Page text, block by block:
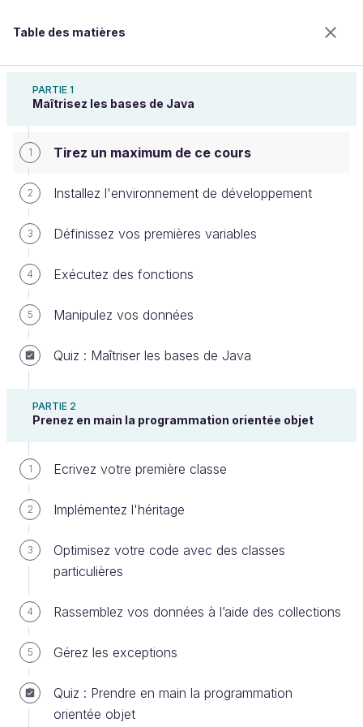
Table des matières
PARTIE 1
Maîtrisez les bases de Java
1 Tirez un maximum de ce cours
2 Installez l'environnement de développement
3 Définissez vos premières variables
4 Exécutez des fonctions
5 Manipulez vos données
Quiz : Maîtriser les bases de Java
PARTIE 2
Prenez en main la programmation orientée objet
1 Ecrivez votre première classe
2 Implémentez l'héritage
3
Optimisez votre code avec des classes
particulières
4 Rassemblez vos données à l’aide des collections
5 Gérez les exceptions
Quiz : Prendre en main la programmation
orientée objet
Tirez un maximum de ce cours
Bienvenue sur l’école 100% en ligne des métiers qui
ont de l’avenir.
Bénéficiez gratuitement de toutes les fonctionnalités
de ce cours (quiz, vidéos, accès illimité à tous les
chapitres) avec un compte.
Créer un compte ou se connecter
Introduction du cours
Bienvenue dans ce cours dédié à la programmation
en Java
Dans la première partie du cours, vous installerez
votre environnement de développement et
découvrirez les bases de la programmation en Java.
La seconde partie se concentre sur la
programmation orientée objet et vous apprendrez à
structurer votre code pas à pas.